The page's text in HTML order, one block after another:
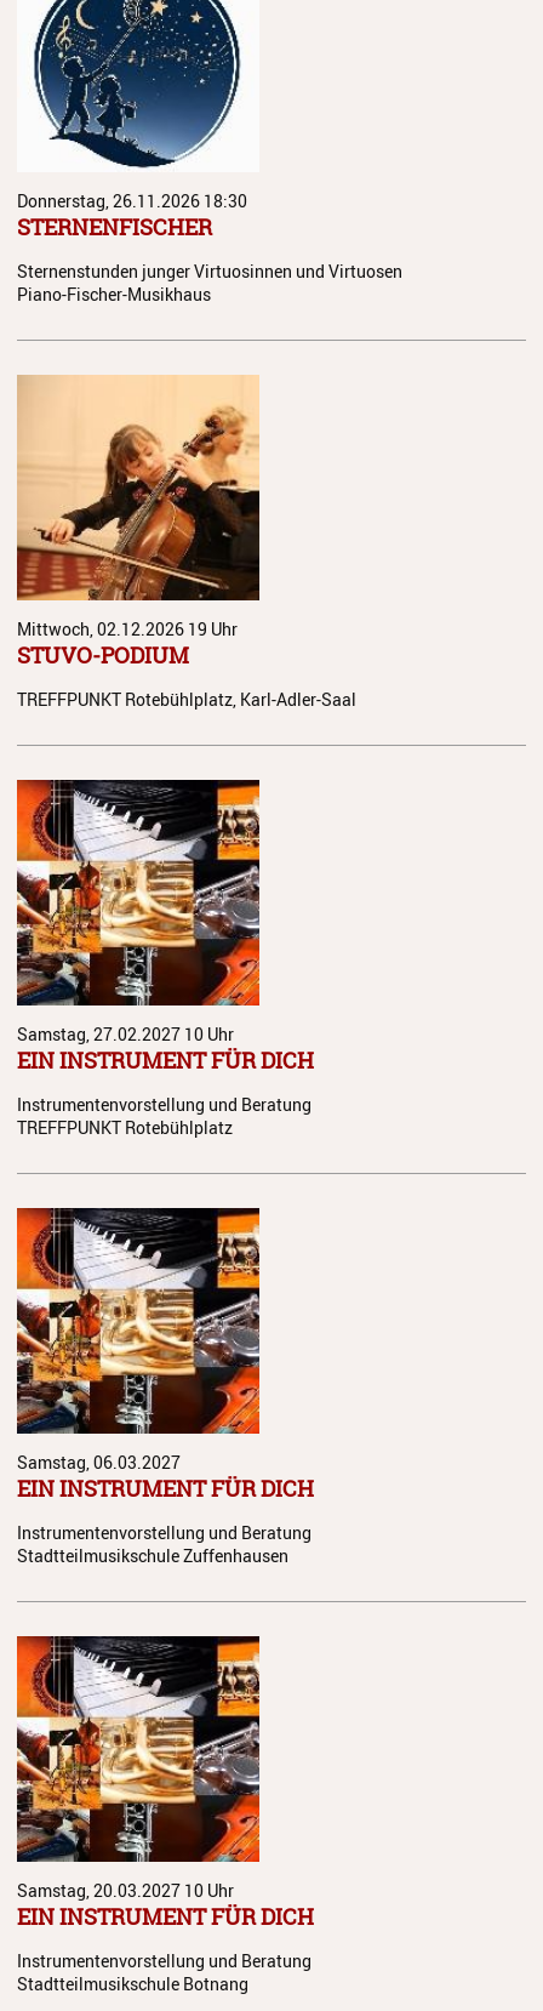
Donnerstag, 26.11.2026 18:30
STERNENFISCHER
Sternenstunden junger Virtuosinnen und Virtuosen
Piano-Fischer-Musikhaus
Mittwoch, 02.12.2026 19 Uhr
STUVO-PODIUM
TREFFPUNKT Rotebühlplatz, Karl-Adler-Saal
Samstag, 27.02.2027 10 Uhr
EIN INSTRUMENT FÜR DICH
Instrumentenvorstellung und Beratung
TREFFPUNKT Rotebühlplatz
Samstag, 06.03.2027
EIN INSTRUMENT FÜR DICH
Instrumentenvorstellung und Beratung
Stadtteilmusikschule Zuffenhausen
Samstag, 20.03.2027 10 Uhr
EIN INSTRUMENT FÜR DICH
Instrumentenvorstellung und Beratung
Stadtteilmusikschule Botnang